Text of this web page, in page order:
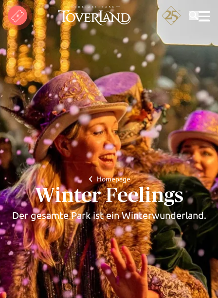
Suchen
Homepage
Winter Feelings
Der gesamte Park ist ein Winterwunderland.